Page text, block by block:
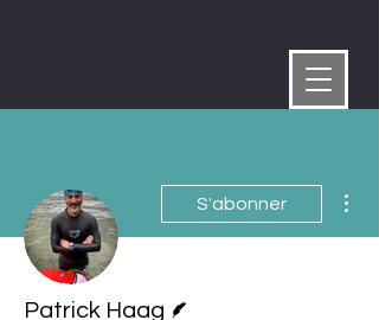
S'abonner
Patrick Haag